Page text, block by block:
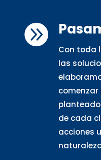

Con toda
las
de cada
acciones